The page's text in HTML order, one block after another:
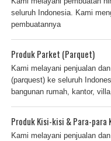
seluruh Indonesia. Kami
pembuatannya
Produk Parket (Parquet)
Kami melayani penjualan
(parquest) ke seluruh
bangunan rumah, kantor,
Produk Kisi-kisi & Para-para
Kami melayani penjualan